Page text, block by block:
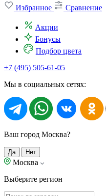
Избранное
Сравнение
Акции
Бонусы
Подбор цвета
+7 (495) 505-61-05
Мы в социальных сетях:
Ваш город Москва?
Да Нет
Москва
Выберите регион